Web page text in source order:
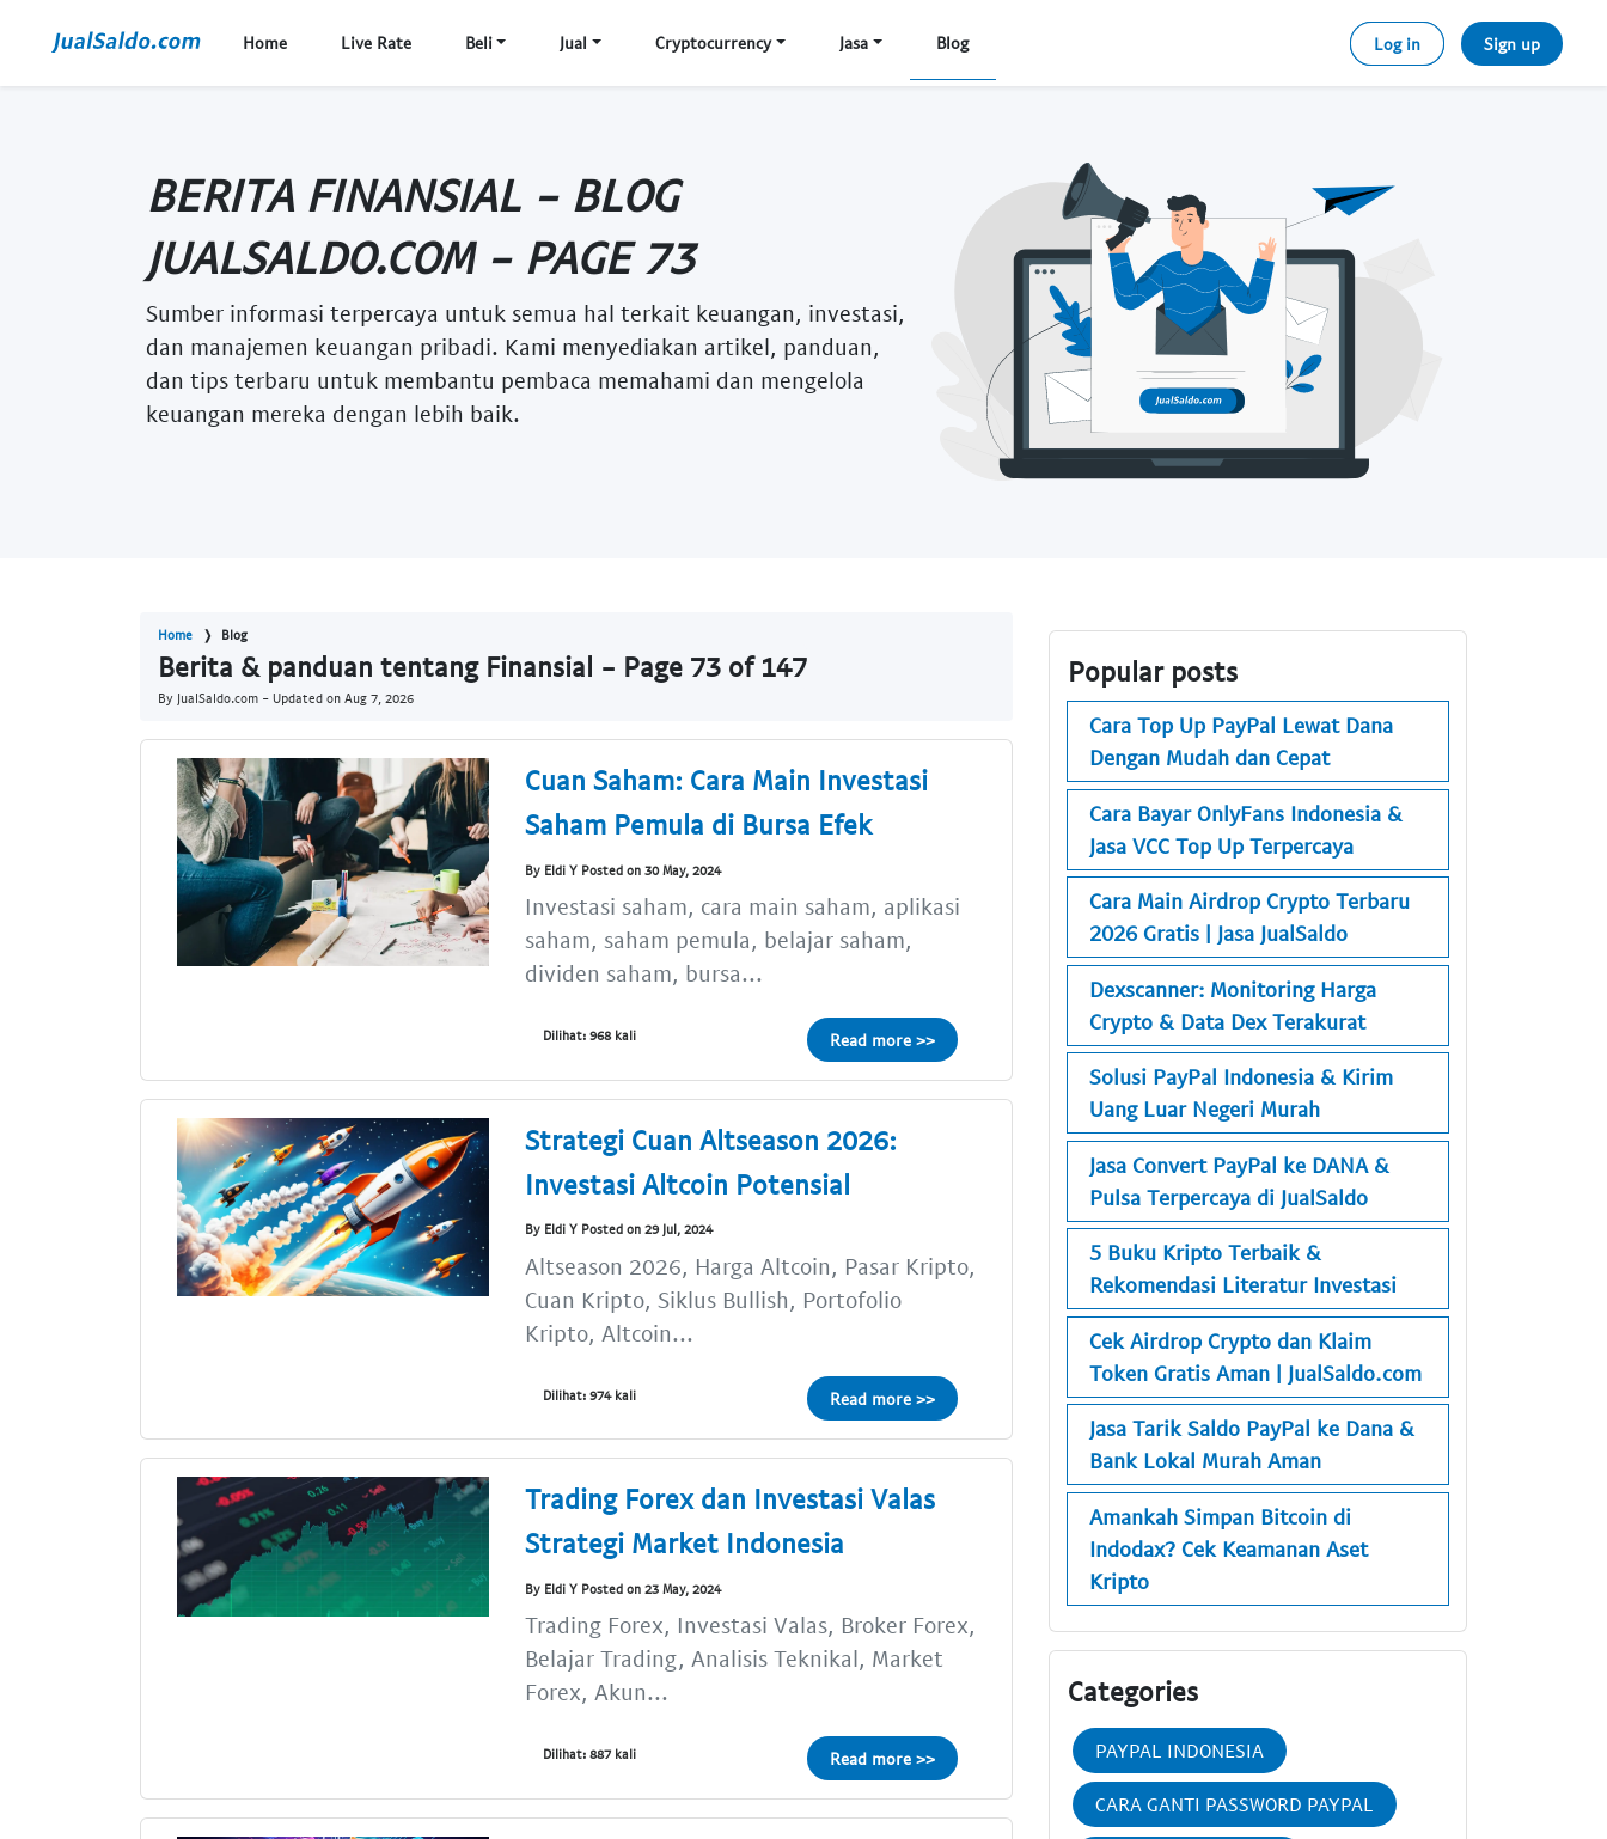
Home Live Rate Beli Jual Cryptocurrency Jasa Blog Log in Sign up
BERITA FINANSIAL - BLOG
JUALSALDO.COM - PAGE 73
Sumber informasi terpercaya untuk semua hal terkait keuangan, investasi,
dan manajemen keuangan pribadi. Kami menyediakan artikel, panduan,
dan tips terbaru untuk membantu pembaca memahami dan mengelola
keuangan mereka dengan lebih baik.
Home Blog
Berita & panduan tentang Finansial - Page 73 of 147
By JualSaldo.com - Updated on Aug 7, 2026
Cuan Saham: Cara Main Investasi
Saham Pemula di Bursa Efek
By Eldi Y Posted on 30 May, 2024
Investasi saham, cara main saham, aplikasi
saham, saham pemula, belajar saham,
dividen saham, bursa...
Dilihat: 968 kali Read more >>
Strategi Cuan Altseason 2026:
Investasi Altcoin Potensial
By Eldi Y Posted on 29 Jul, 2024
Altseason 2026, Harga Altcoin, Pasar Kripto,
Cuan Kripto, Siklus Bullish, Portofolio
Kripto, Altcoin...
Dilihat: 974 kali Read more >>
Trading Forex dan Investasi Valas
Strategi Market Indonesia
By Eldi Y Posted on 23 May, 2024
Trading Forex, Investasi Valas, Broker Forex,
Belajar Trading, Analisis Teknikal, Market
Forex, Akun...
Dilihat: 887 kali Read more >>
Popular posts
Cara Top Up PayPal Lewat Dana
Dengan Mudah dan Cepat
Cara Bayar OnlyFans Indonesia &
Jasa VCC Top Up Terpercaya
Cara Main Airdrop Crypto Terbaru
2026 Gratis | Jasa JualSaldo
Dexscanner: Monitoring Harga
Crypto & Data Dex Terakurat
Solusi PayPal Indonesia & Kirim
Uang Luar Negeri Murah
Jasa Convert PayPal ke DANA &
Pulsa Terpercaya di JualSaldo
5 Buku Kripto Terbaik &
Rekomendasi Literatur Investasi
Cek Airdrop Crypto dan Klaim
Token Gratis Aman | JualSaldo.com
Jasa Tarik Saldo PayPal ke Dana &
Bank Lokal Murah Aman
Amankah Simpan Bitcoin di
Indodax? Cek Keamanan Aset
Kripto
Categories
PAYPAL INDONESIA
CARA GANTI PASSWORD PAYPAL